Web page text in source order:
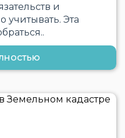
и
учитывать. Эта